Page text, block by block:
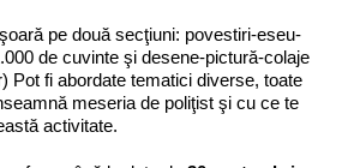
pe două secţiuni: povestiri-eseu-
de cuvinte şi desene-pictură-colaje
Pot fi abordate tematici diverse, toate
meseria de poliţist şi cu ce te
activitate.